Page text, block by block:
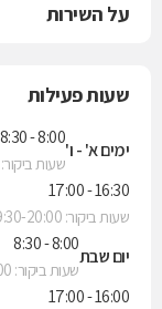
על השירות
שעות פעילות
ימים א' - ו'
8:00 - 8:30
שעות ביקור: 12:00- 12:30
16:30 - 17:00
שעות ביקור: 19:30-20:00
יום שבת
8:00 - 8:30
שעות ביקור: 12:00- 12:30
16:00 - 17:00